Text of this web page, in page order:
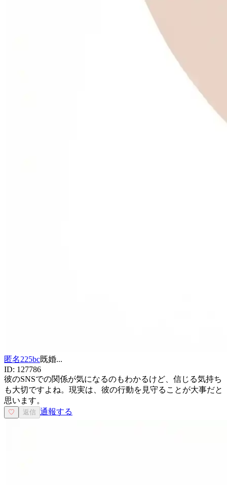
匿名225bc既婚...
ID: 127786
彼のSNSでの関係が気になるのもわかるけど、信じる気持ち
も大切ですよね。現実は、彼の行動を見守ることが大事だと
思います。
♡ 返信 通報する